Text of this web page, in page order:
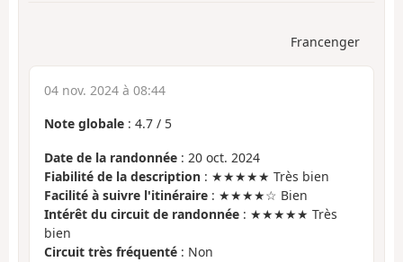
Francenger
04 nov. 2024 à 08:44
Note globale : 4.7 / 5
Date de la randonnée : 20 oct. 2024
Fiabilité de la description : ★★★★★ Très bien
Facilité à suivre l'itinéraire : ★★★★☆ Bien
Intérêt du circuit de randonnée : ★★★★★ Très
bien
Circuit très fréquenté : Non